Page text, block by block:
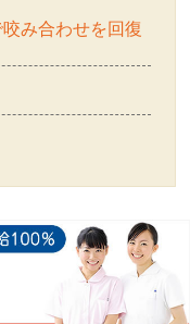
み合わせを回復